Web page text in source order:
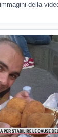
della